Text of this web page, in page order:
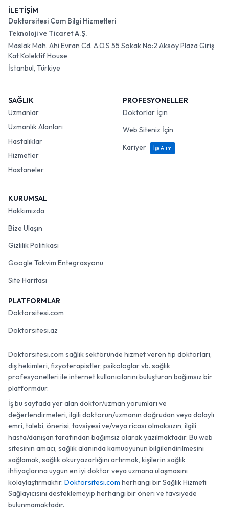
İLETİŞİM
Doktorsitesi Com Bilgi Hizmetleri
Teknoloji ve Ticaret A.Ş.
Maslak Mah. Ahi Evran Cd. A.O.S 55 Sokak No:2 Aksoy Plaza Giriş
Kat Kolektif House
İstanbul, Türkiye
SAĞLIK
Uzmanlar
Uzmanlık Alanları
Hastalıklar
Hizmetler
Hastaneler
PROFESYONELLER
Doktorlar İçin
Web Siteniz İçin
Kariyer
İşe Alım
KURUMSAL
Hakkımızda
Bize Ulaşın
Gizlilik Politikası
Google Takvim Entegrasyonu
Site Haritası
PLATFORMLAR
Doktorsitesi.com
Doktorsitesi.az
Doktorsitesi.com sağlık sektöründe hizmet veren tıp doktorları,
diş hekimleri, fizyoterapistler, psikologlar vb. sağlık
profesyonelleri ile internet kullanıcılarını buluşturan bağımsız bir
platformdur.
İş bu sayfada yer alan doktor/uzman yorumları ve
değerlendirmeleri, ilgili doktorun/uzmanın doğrudan veya dolaylı
emri, talebi, önerisi, tavsiyesi ve/veya ricası olmaksızın, ilgili
hasta/danışan tarafından bağımsız olarak yazılmaktadır. Bu web
sitesinin amacı, sağlık alanında kamuoyunun bilgilendirilmesini
sağlamak, sağlık okuryazarlığını artırmak, kişilerin sağlık
ihtiyaçlarına uygun en iyi doktor veya uzmana ulaşmasını
kolaylaştırmaktır. Doktorsitesi.com herhangi bir Sağlık Hizmeti
Sağlayıcısını desteklemeyip herhangi bir öneri ve tavsiyede
bulunmamaktadır.